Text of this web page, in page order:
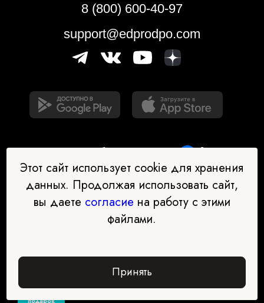
подарок
Наш бот-помощник в выборе
Перейти в чат-бот
8 (800) 600-40-97
support@edprodpo.com
Этот сайт использует cookie для хранения
данных. Продолжая использовать сайт,
вы даете согласие на работу с этими
файлами.
Принять